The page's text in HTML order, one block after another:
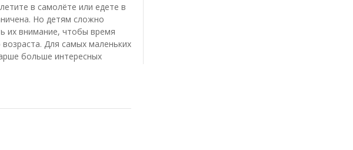
в самолёте или едете в
Но детям сложно
их внимание, чтобы время
Для самых маленьких
больше интересных